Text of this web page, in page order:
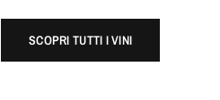
SCOPRI TUTTI I VINI